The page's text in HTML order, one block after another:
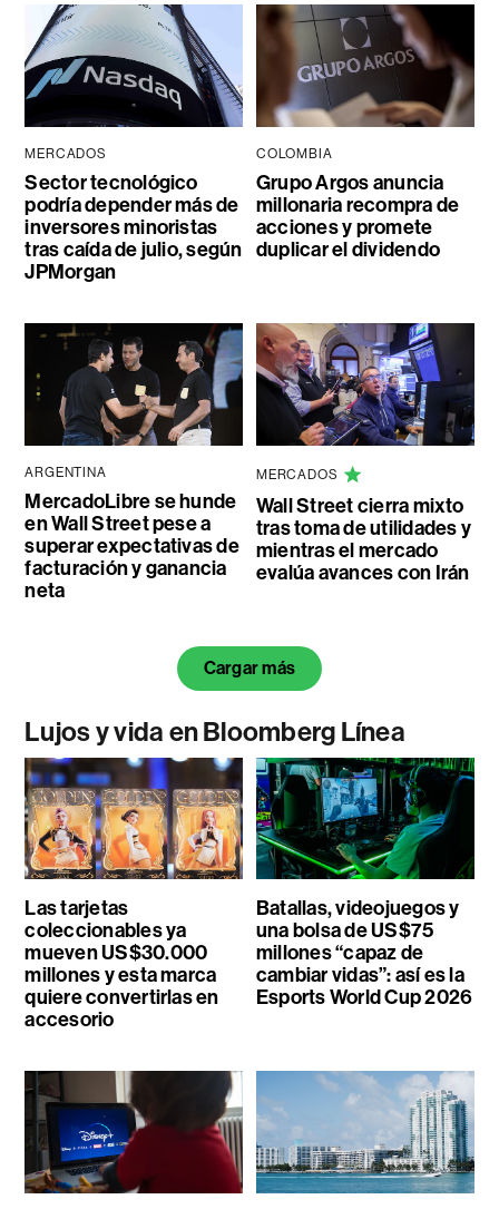
MERCADOS
Sector tecnológico
podría depender más de
inversores minoristas
tras caída de julio, según
JPMorgan
COLOMBIA
Grupo Argos anuncia
millonaria recompra de
acciones y promete
duplicar el dividendo
ARGENTINA
MercadoLibre se hunde
en Wall Street pese a
superar expectativas de
facturación y ganancia
neta
MERCADOS
Wall Street cierra mixto
tras toma de utilidades y
mientras el mercado
evalúa avances con Irán
Cargar más
Lujos y vida en Bloomberg Línea
Las tarjetas
coleccionables ya
mueven US$30.000
millones y esta marca
quiere convertirlas en
accesorio
Batallas, videojuegos y
una bolsa de US$75
millones “capaz de
cambiar vidas”: así es la
Esports World Cup 2026